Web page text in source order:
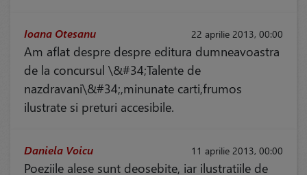
22 aprilie 2013, 00:00
Ioana Otesanu
Am aflat despre despre editura dumneavoastra
de la concursul \&#34;Talente de
nazdravani\&#34;,minunate carti,frumos
ilustrate si preturi accesibile.
11 aprilie 2013, 00:00
Daniela Voicu
Poeziile alese sunt deosebite, iar ilustratiile de